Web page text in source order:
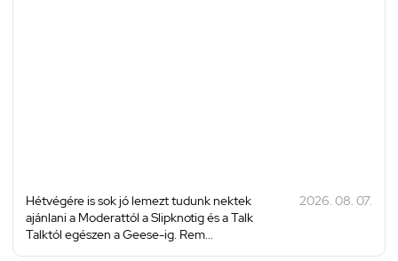
Hétvégére is sok jó lemezt tudunk nektek
ajánlani a Moderattól a Slipknotig és a Talk
Talktól egészen a Geese-ig. Rem...
2026. 08. 07.